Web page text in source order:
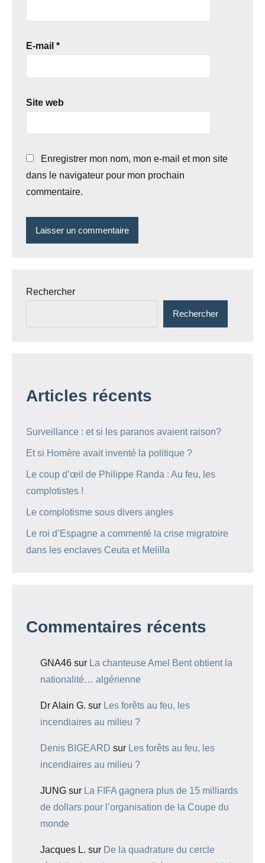
E-mail *
Site web
Enregistrer mon nom, mon e-mail et mon site
dans le navigateur pour mon prochain
commentaire.
Rechercher
Rechercher
Articles récents
Surveillance : et si les paranos avaient raison?
Et si Homère avait inventé la politique ?
Le coup d’œil de Philippe Randa : Au feu, les
complotistes !
Le complotisme sous divers angles
Le roi d’Espagne a commenté la crise migratoire
dans les enclaves Ceuta et Melilla
Commentaires récents
GNA46 sur La chanteuse Amel Bent obtient la
nationalité… algérienne
Dr Alain G. sur Les forêts au feu, les
incendiaires au milieu ?
Denis BIGEARD sur Les forêts au feu, les
incendiaires au milieu ?
JUNG sur La FIFA gagnera plus de 15 milliards
de dollars pour l’organisation de la Coupe du
monde
Jacques L. sur De la quadrature du cercle